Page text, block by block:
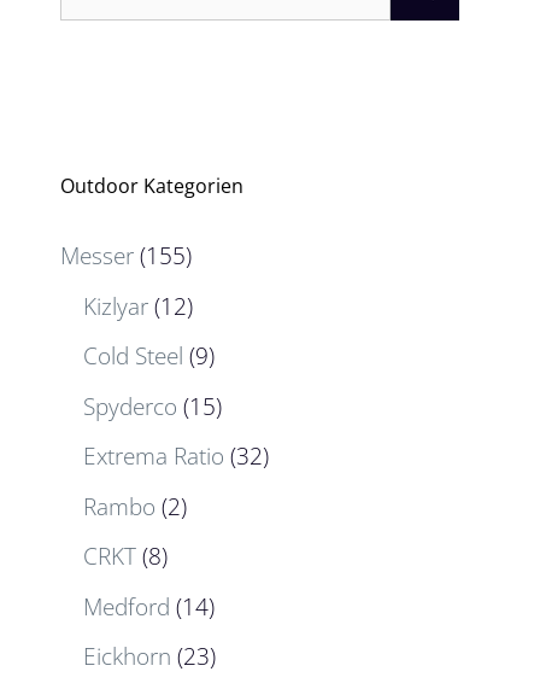
nach:
Outdoor Kategorien
Messer(155)
Kizlyar(12)
Cold Steel (9)
Spyderco (15)
Extrema Ratio (32)
Rambo (2)
CRKT(8)
Medford (14)
Eickhorn (23)